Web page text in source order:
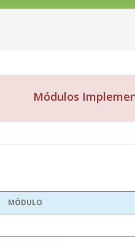
Módulos
MÓDULO